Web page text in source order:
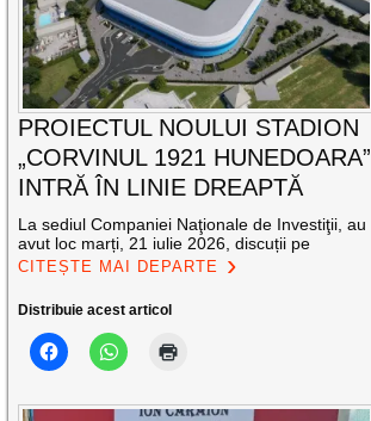
PROIECTUL NOULUI STADION
„CORVINUL 1921 HUNEDOARA”
INTRĂ ÎN LINIE DREAPTĂ
La sediul Companiei Naţionale de Investiţii, au
avut loc marți, 21 iulie 2026, discuții pe
CITEȘTE MAI DEPARTE
Distribuie acest articol